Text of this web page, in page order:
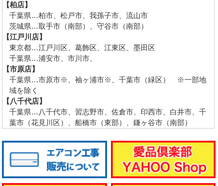
【柏店】
千葉県…柏市、松戸市、我孫子市、流山市
茨城県…取手市（南部）、守谷市（南部）
【江戸川店】
東京都…江戸川区、葛飾区、江東区、墨田区
千葉県…浦安市、市川市、
【市原店】
千葉県…市原市※、袖ヶ浦市※、千葉市（緑区） ※一部地
域を除く
【八千代店】
千葉県…八千代市、習志野市、佐倉市、印西市、白井市、千
葉市（花見川区）、船橋市（東部）、鎌ヶ谷市（南部）